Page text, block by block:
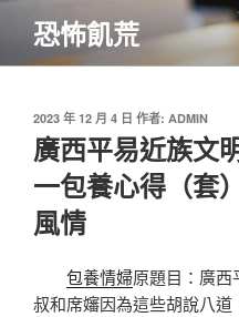
主
恐怖飢荒
發
佈
於
2023 年 12 月 4 日 作者: ADMIN
廣西平易近族文
一包養心得（套
風情
包養情婦原題目：廣西
叔和席嬸因為這些胡說八